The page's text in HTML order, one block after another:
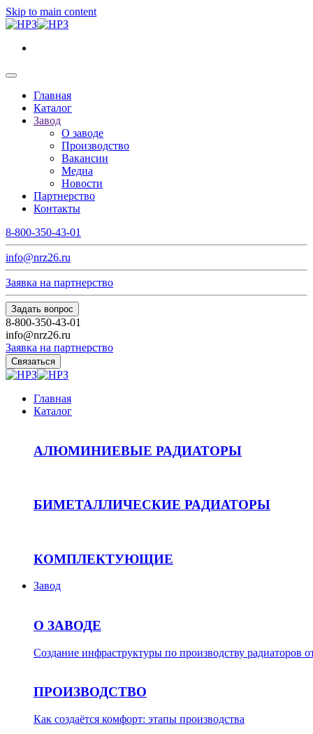
Skip to main content
Главная
Каталог
Завод
О заводе
Производство
Вакансии
Медиа
Новости
Партнерство
Контакты
8-800-350-43-01
info@nrz26.ru
Заявка на партнерство
Задать вопрос
8-800-350-43-01
info@nrz26.ru
Заявка на партнерство
Связаться
Главная
Каталог
АЛЮМИНИЕВЫЕ РАДИАТОРЫ
БИМЕТАЛЛИЧЕСКИЕ РАДИАТОРЫ
КОМПЛЕКТУЮЩИЕ
Завод
О ЗАВОДЕ
Создание инфраструктуры по производству радиаторов
ПРОИЗВОДСТВО
Как создаётся комфорт: этапы производства